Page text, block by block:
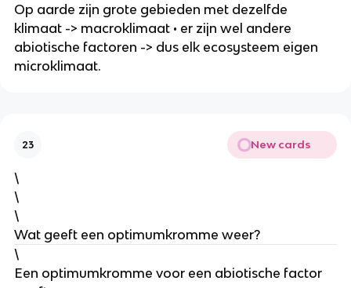
Op aarde zijn grote gebieden met dezelfde
klimaat -> macroklimaat • er zijn wel andere
abiotische factoren -> dus elk ecosysteem eigen
microklimaat.
23 New cards
\
\
\
Wat geeft een optimumkromme weer?
\
Een optimumkromme voor een abiotische factor